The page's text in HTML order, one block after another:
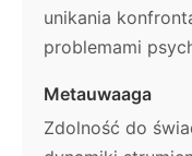
unikania
problemami
Metauwaaga
Zdolność do